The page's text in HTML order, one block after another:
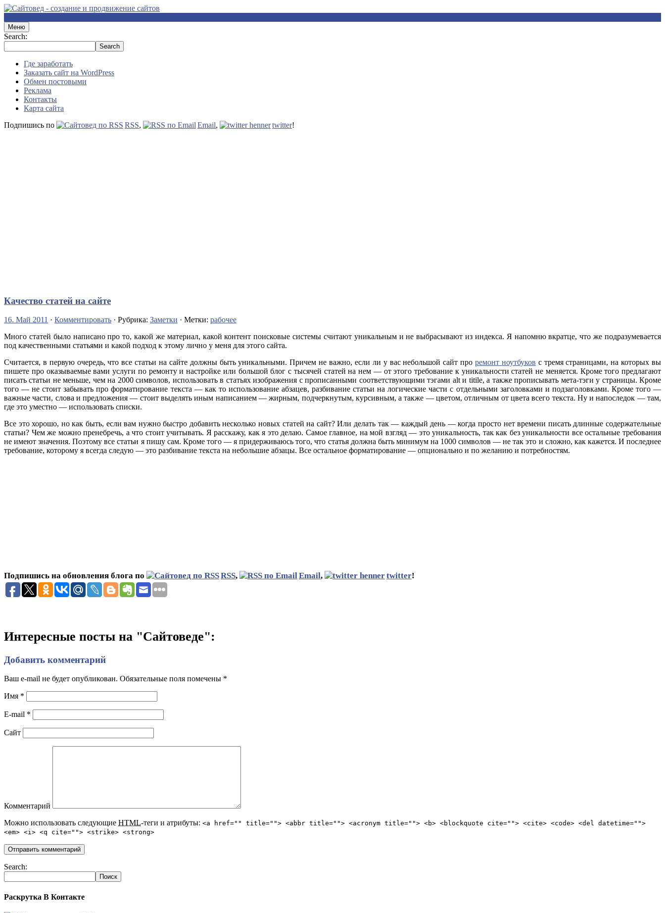
Меню
Search:
Где заработать
Заказать сайт на WordPress
Обмен постовыми
Реклама
Контакты
Карта сайта
Подпишись по
RSS, Email, twitter!
Качество статей на сайте
16. Май 2011 · Комментировать · Рубрика: Заметки · Метки: рабочее
Много статей было написано про то, какой же материал, какой контент поисковые системы считают уникальным и не выбрасывают из индекса. Я напомню вкратце, что же подразумевается
под качественными статьями и какой подход к этому лично у меня для этого сайта.
Считается, в первую очередь, что все статьи на сайте должны быть уникальными. Причем не важно, если ли у вас небольшой сайт про ремонт ноутбуков с тремя страницами, на которых вы
пишете про оказываемые вами услуги по ремонту и настройке или большой блог с тысячей статей на нем — от этого требование к уникальности статей не меняется. Кроме того предлагают
писать статьи не меньше, чем на 2000 символов, использовать в статьях изображения с прописанными соответствующими тэгами alt и titile, а также прописывать мета-тэги у страницы. Кроме
того — не стоит забывать про форматирование текста — как то использование абзацев, разбивание статьи на логические части с отдельными заголовками и подзаголовками. Кроме того —
важные части, слова и предложения — стоит выделять иным написанием — жирным, подчеркнутым, курсивным, а также — цветом, отличным от цвета всего текста. Ну и напоследок — там,
где это уместно — использовать списки.
Все это хорошо, но как быть, если вам нужно быстро добавить несколько новых статей на сайт? Или делать так — каждый день — когда просто нет времени писать длинные содержательные
статьи? Чем же можно пренебречь, а что стоит учитывать. Я расскажу, как я это делаю. Самое главное, на мой взгляд — это уникальность, так как без уникальности все остальные требования
не имеют значения. Поэтому все статьи я пишу сам. Кроме того — я придерживаюсь того, что статья должна быть минимум на 1000 символов — не так это и сложно, как кажется. И последнее
требование, которому я всегда следую — это разбивание текста на небольшие абзацы. Все остальное форматирование — опционально и по желанию и потребностям.
Подпишись на обновления блога по RSS, Email, twitter!
Интересные посты на "Сайтоведе":
Добавить комментарий
Ваш e-mail не будет опубликован. Обязательные поля помечены *
Имя *
E-mail *
Сайт
Комментарий
Можно использовать следующие HTML-теги и атрибуты: <a href="" title=""> <abbr title=""> <acronym title=""> <b> <blockquote cite=""> <cite> <code> <del datetime="">
<em> <i> <q cite=""> <strike> <strong>
Search:
Раскрутка В Контакте